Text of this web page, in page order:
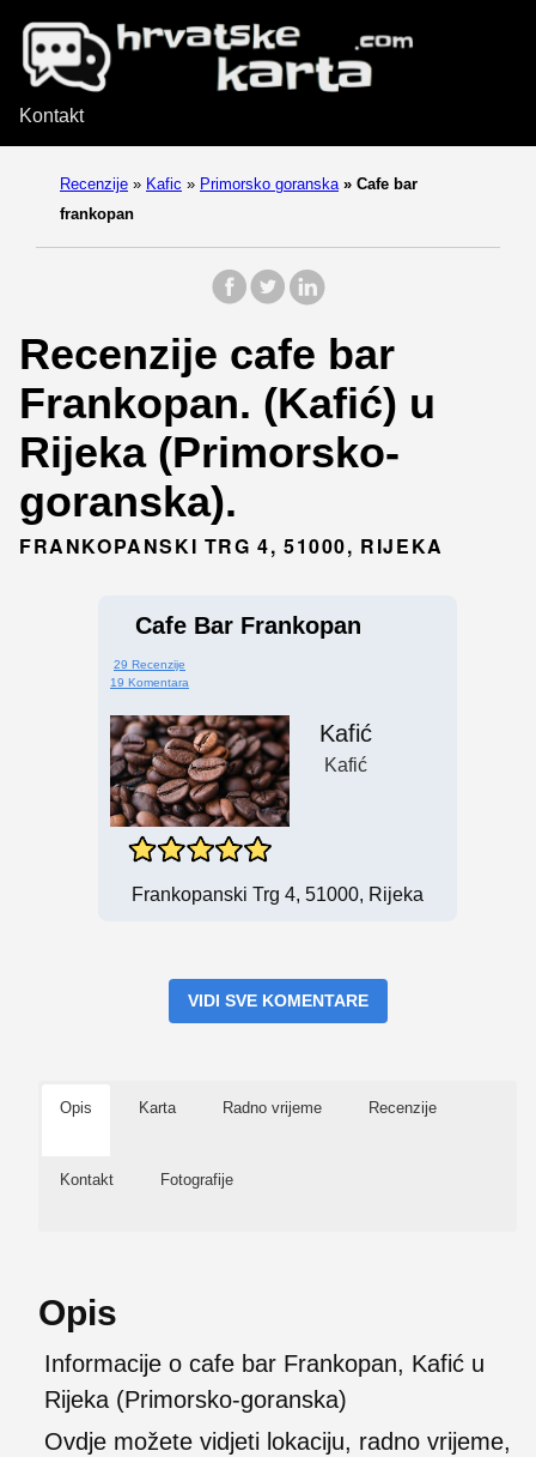
Kontakt
Recenzije » Kafic » Primorsko goranska » Cafe bar
frankopan
Recenzije cafe bar
Frankopan. (Kafić) u
Rijeka (Primorsko-
goranska).
FRANKOPANSKI TRG 4, 51000, RIJEKA
Cafe Bar Frankopan
29 Recenzije
19 Komentara
Kafić
Kafić
Frankopanski Trg 4, 51000, Rijeka
VIDI SVE KOMENTARE
Opis Karta Radno vrijeme Recenzije
Kontakt Fotografije
Opis
Informacije o cafe bar Frankopan, Kafić u
Rijeka (Primorsko-goranska)
Ovdje možete vidjeti lokaciju, radno vrijeme,